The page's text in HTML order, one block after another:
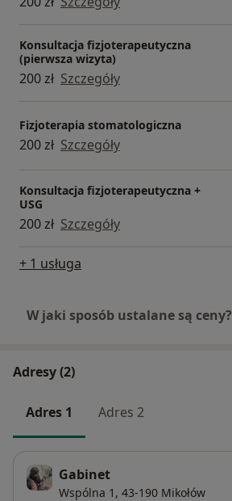
Konsultacja fizjoterapeutyczna
(pierwsza wizyta)
200 zł Szczegóły
Fizjoterapia stomatologiczna
200 zł Szczegóły
Konsultacja fizjoterapeutyczna +
USG
200 zł Szczegóły
+ 1 usługa
W jaki sposób ustalane są ceny?
Adresy (2)
Adres 1 Adres 2
Gabinet
Wspólna 1, 43-190 Mikołów